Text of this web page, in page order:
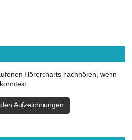
Hörercharts nachhören, wenn
Aufzeichnungen